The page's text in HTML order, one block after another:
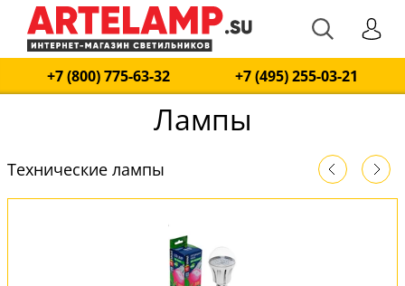
+7 (800) 775-63-32 +7 (495) 255-03-21
Лампы
Технические лампы